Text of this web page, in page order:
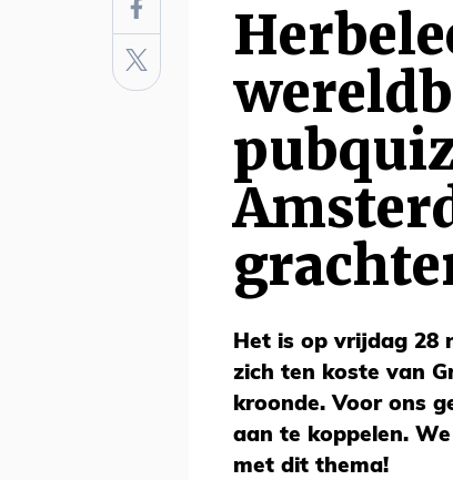
Het is op vrijdag 28
zich ten koste van
kroonde. Voor ons
aan te koppelen.
met dit thema!